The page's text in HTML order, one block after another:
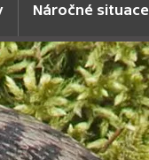
Náročné situace